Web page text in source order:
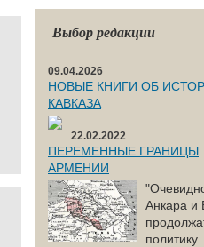
Выбор редакции
09.04.2026
НОВЫЕ КНИГИ ОБ
КАВКАЗА
22.02.2022
ПЕРЕМЕННЫЕ ГРАНИЦЫ
АРМЕНИИ
Анкара и
политику...